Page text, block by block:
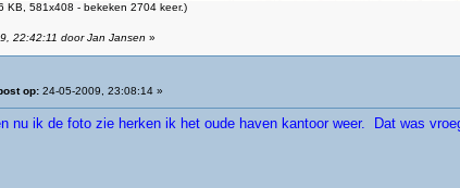
KB, 581x408 - bekeken 2704 keer.)
22:42:11 door Jan Jansen »
op:24-05-2009, 23:08:14 »
nu ik de foto zie herken ik het oude haven kantoor weer. Dat was